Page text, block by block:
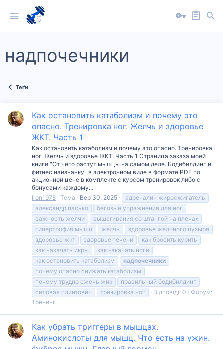
надпочечники
Теґи
Как остановить катаболизм и почему это
опасно. Тренировка ног. Желчь и здоровье
ЖКТ. Часть 1
Как остановить катаболизм и почему это опасно. Тренировка
ног. Желчь и здоровье ЖКТ. Часть 1 Страница заказа моей
книги "От чего растут мышцы на самом деле. Бодибилдинг и
фитнес наизнанку" в электронном виде в формате PDF по
акционной цене в комплекте с курсом тренировок либо с
бонусами каждому...
Iron1978 Тема Вер 30, 2025
адреналин жиросжигатель
александр пасько
беговые упражнения для ног
важность желчи
вышагивания со штангой на плечах
гипертрофия мышц
желчь
здоровье желчного пузыря
здоровье жкт
здоровье печени
как бросить курить
как накачать икры
как накачать ноги
как остановить катаболизм
надпочечники
почему опасно снижать катаболизм
почему трудно сжечь жир
правильный бодибилдинг
силовая плинтович
тренировка ног Відповіді: 0
Форум:
Тренинг
Как убрать триггеры в мышцах.
Аминокислоты для мышц. Что есть на ужин.